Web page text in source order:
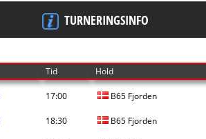
TURNERINGSINFO
Tid Hold
17:00 B65 Fjorden
18:30 B65 Fjorden